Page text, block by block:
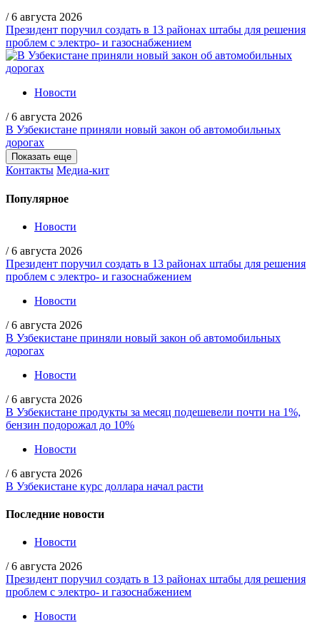
/ 6 августа 2026
Президент поручил создать в 13 районах штабы для решения
проблем с электро- и газоснабжением
Новости
/ 6 августа 2026
В Узбекистане приняли новый закон об автомобильных
дорогах
Показать еще
Контакты Медиа-кит
Популярное
Новости
/ 6 августа 2026
Президент поручил создать в 13 районах штабы для решения
проблем с электро- и газоснабжением
Новости
/ 6 августа 2026
В Узбекистане приняли новый закон об автомобильных
дорогах
Новости
/ 6 августа 2026
В Узбекистане продукты за месяц подешевели почти на 1%,
бензин подорожал до 10%
Новости
/ 6 августа 2026
В Узбекистане курс доллара начал расти
Последние новости
Новости
/ 6 августа 2026
Президент поручил создать в 13 районах штабы для решения
проблем с электро- и газоснабжением
Новости